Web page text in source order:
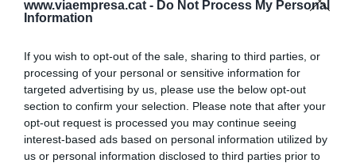
www.viaempresa.cat - Do Not Process My Personal
Information
If you wish to opt-out of the sale, sharing to third parties, or
processing of your personal or sensitive information for
targeted advertising by us, please use the below opt-out
section to confirm your selection. Please note that after your
opt-out request is processed you may continue seeing
interest-based ads based on personal information utilized by
us or personal information disclosed to third parties prior to
2020, una quota semblant a la de ports del nord
Girona, àrea d'influència
Cambra ha recordat que la demarcació de Girona
és "àrea d'influència immediata" del Port de
Barcelona, i que és important identificar tres o